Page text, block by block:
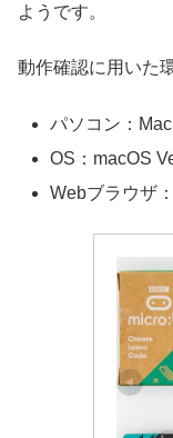
ようです。
動作確認に用いた
パソコン：
OS：macOS
Webブラウザ